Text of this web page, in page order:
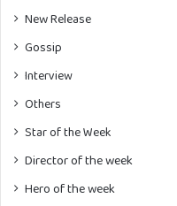
New Release
Gossip
Interview
Others
Star of the Week
Director of the week
Hero of the week